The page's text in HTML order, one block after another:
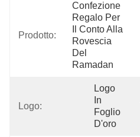
Prodotto:
Confezione
Regalo Per
Il Conto Alla
Rovescia
Del
Ramadan
Logo:
Logo
In
Foglio
D'oro